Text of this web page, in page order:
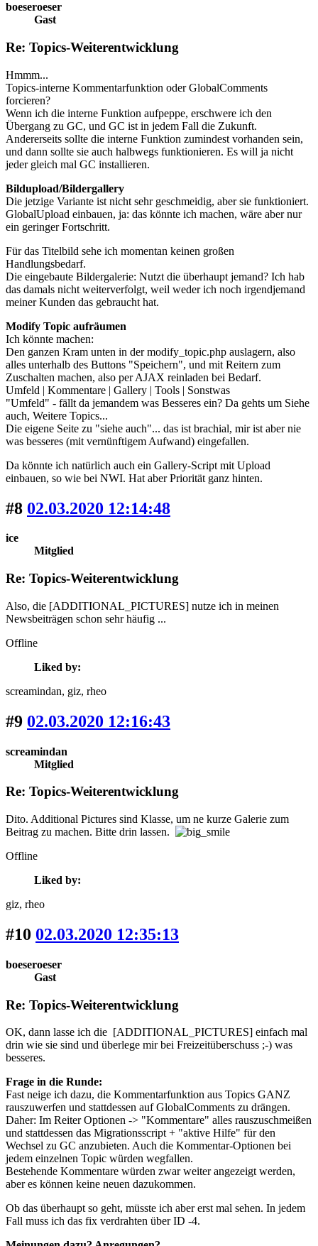
boeseroeser
Gast
Re: Topics-Weiterentwicklung
Hmmm...
Topics-interne Kommentarfunktion oder GlobalComments
forcieren?
Wenn ich die interne Funktion aufpeppe, erschwere ich den
Übergang zu GC, und GC ist in jedem Fall die Zukunft.
Andererseits sollte die interne Funktion zumindest vorhanden sein,
und dann sollte sie auch halbwegs funktionieren. Es will ja nicht
jeder gleich mal GC installieren.
Bildupload/Bildergallery
Die jetzige Variante ist nicht sehr geschmeidig, aber sie funktioniert.
GlobalUpload einbauen, ja: das könnte ich machen, wäre aber nur
ein geringer Fortschritt.
Für das Titelbild sehe ich momentan keinen großen
Handlungsbedarf.
Die eingebaute Bildergalerie: Nutzt die überhaupt jemand? Ich hab
das damals nicht weiterverfolgt, weil weder ich noch irgendjemand
meiner Kunden das gebraucht hat.
Modify Topic aufräumen
Ich könnte machen:
Den ganzen Kram unten in der modify_topic.php auslagern, also
alles unterhalb des Buttons "Speichern", und mit Reitern zum
Zuschalten machen, also per AJAX reinladen bei Bedarf.
Umfeld | Kommentare | Gallery | Tools | Sonstwas
"Umfeld" - fällt da jemandem was Besseres ein? Da gehts um Siehe
auch, Weitere Topics...
Die eigene Seite zu "siehe auch"... das ist brachial, mir ist aber nie
was besseres (mit vernünftigem Aufwand) eingefallen.
Da könnte ich natürlich auch ein Gallery-Script mit Upload
einbauen, so wie bei NWI. Hat aber Priorität ganz hinten.
#8 02.03.2020 12:14:48
ice
Mitglied
Re: Topics-Weiterentwicklung
Also, die [ADDITIONAL_PICTURES] nutze ich in meinen
Newsbeiträgen schon sehr häufig ...
Offline
Liked by:
screamindan, giz, rheo
#9 02.03.2020 12:16:43
screamindan
Mitglied
Re: Topics-Weiterentwicklung
Dito. Additional Pictures sind Klasse, um ne kurze Galerie zum
Beitrag zu machen. Bitte drin lassen.
Offline
Liked by:
giz, rheo
#10 02.03.2020 12:35:13
boeseroeser
Gast
Re: Topics-Weiterentwicklung
OK, dann lasse ich die [ADDITIONAL_PICTURES] einfach mal
drin wie sie sind und überlege mir bei Freizeitüberschuss ;-) was
besseres.
Frage in die Runde:
Fast neige ich dazu, die Kommentarfunktion aus Topics GANZ
rauszuwerfen und stattdessen auf GlobalComments zu drängen.
Daher: Im Reiter Optionen -> "Kommentare" alles rauszuschmeißen
und stattdessen das Migrationsscript + "aktive Hilfe" für den
Wechsel zu GC anzubieten. Auch die Kommentar-Optionen bei
jedem einzelnen Topic würden wegfallen.
Bestehende Kommentare würden zwar weiter angezeigt werden,
aber es können keine neuen dazukommen.
Ob das überhaupt so geht, müsste ich aber erst mal sehen. In jedem
Fall muss ich das fix verdrahten über ID -4.